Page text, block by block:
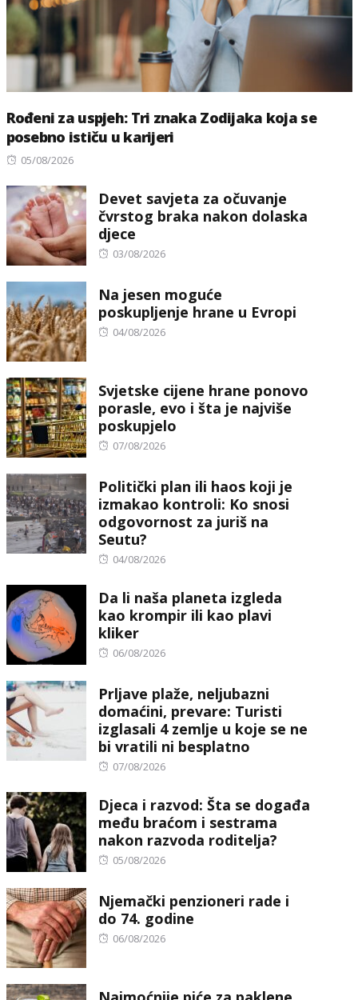
Rođeni za uspjeh: Tri znaka Zodijaka koja se
posebno ističu u karijeri
Posted
05/08/2026
Devet savjeta za očuvanje
čvrstog braka nakon dolaska
djece
Posted
03/08/2026
Na jesen moguće
poskupljenje hrane u Evropi
Posted
04/08/2026
Svjetske cijene hrane ponovo
porasle, evo i šta je najviše
poskupjelo
Posted
07/08/2026
Politički plan ili haos koji je
izmakao kontroli: Ko snosi
odgovornost za juriš na
Seutu?
Posted
04/08/2026
Da li naša planeta izgleda
kao krompir ili kao plavi
kliker
Posted
06/08/2026
Prljave plaže, neljubazni
domaćini, prevare: Turisti
izglasali 4 zemlje u koje se ne
bi vratili ni besplatno
Posted
07/08/2026
Djeca i razvod: Šta se događa
među braćom i sestrama
nakon razvoda roditelja?
Posted
05/08/2026
Njemački penzioneri rade i
do 74. godine
Posted
06/08/2026